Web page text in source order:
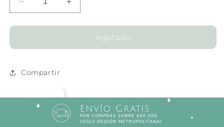
Reducir
cantidad
para
Control
Aumentar
cantidad
para
Sensitive
Control
Agotado
Compartir